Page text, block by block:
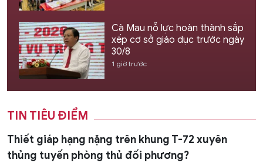
Cà Mau nỗ lực hoàn thành sắp
xếp cơ sở giáo dục trước ngày
30/8
1 giờ trước
TIN TIÊU ĐIỂM
Thiết giáp hạng nặng trên khung T-72 xuyên
thủng tuyến phòng thủ đối phương?